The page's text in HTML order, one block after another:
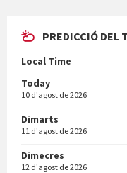
En Bum
Vermuts a la Font. Hit
PREDICCIÓ DEL
Local Time
Today
10 d'agost de 2026
Dimarts
11 d'agost de 2026
Dimecres
12 d'agost de 2026